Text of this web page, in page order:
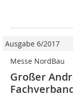
Ausgabe 6/2017
Messe NordBau
Großer